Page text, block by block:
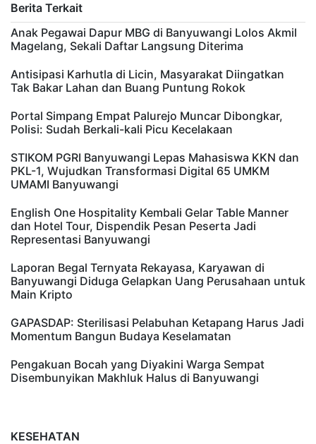
Berita Terkait
Anak Pegawai Dapur MBG di Banyuwangi Lolos Akmil
Magelang, Sekali Daftar Langsung Diterima
Antisipasi Karhutla di Licin, Masyarakat Diingatkan
Tak Bakar Lahan dan Buang Puntung Rokok
Portal Simpang Empat Palurejo Muncar Dibongkar,
Polisi: Sudah Berkali-kali Picu Kecelakaan
STIKOM PGRI Banyuwangi Lepas Mahasiswa KKN dan
PKL-1, Wujudkan Transformasi Digital 65 UMKM
UMAMI Banyuwangi
English One Hospitality Kembali Gelar Table Manner
dan Hotel Tour, Dispendik Pesan Peserta Jadi
Representasi Banyuwangi
Laporan Begal Ternyata Rekayasa, Karyawan di
Banyuwangi Diduga Gelapkan Uang Perusahaan untuk
Main Kripto
GAPASDAP: Sterilisasi Pelabuhan Ketapang Harus Jadi
Momentum Bangun Budaya Keselamatan
Pengakuan Bocah yang Diyakini Warga Sempat
Disembunyikan Makhluk Halus di Banyuwangi
KESEHATAN